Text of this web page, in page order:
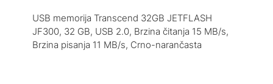
USB memorija Transcend 32GB JETFLASH
JF300, 32 GB, USB 2.0, Brzina čitanja 15 MB/s,
Brzina pisanja 11 MB/s, Crno-narančasta